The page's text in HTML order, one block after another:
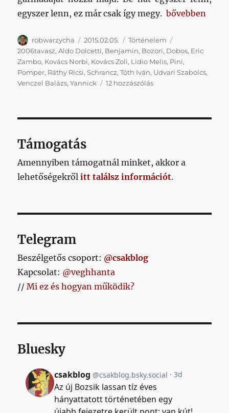
egyszer lenn, ez már csak így megy.„Az én
bővebben
Szerző
robwarzycha Közzétéve
2015.02.05. Kategória
Történelem
2006tavasz,Aldo Dolcetti, Benjamin, Bozori, Dobos, Eric
Zambo, Kovács Norbi, Kovács Zoli, Lidio Melis, Pini,
Pomper, Ráthy Ricsi,Schrancz,Tóth Iván, Udvari Szabolcs,
Venczel Balázs,Yannick 12 hozzászólásAz
2006
című
Támogatás
Amennyiben támogatnál minket, akkor a
lehetőségekrőlitt találsz információt.
Telegram
Beszélgetős csoport: @csakblog
Kapcsolat: @veghhanta
//Mi ez és hogyan működik?
Bluesky